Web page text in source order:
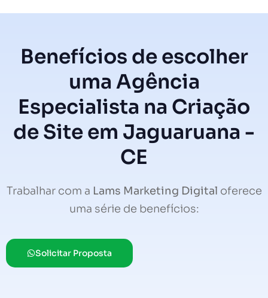
Benefícios de escolher
uma Agência
Especialista na Criação
de Site em Jaguaruana -
CE
Trabalhar com a Lams Marketing Digital oferece
uma série de benefícios:
Solicitar Proposta